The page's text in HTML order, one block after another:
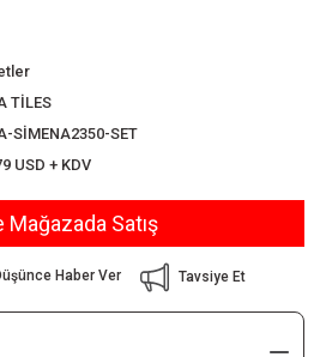
TİLES
SİMENA2350-SET
USD + KDV
Mağazada Satış
Haber Ver Tavsiye Et